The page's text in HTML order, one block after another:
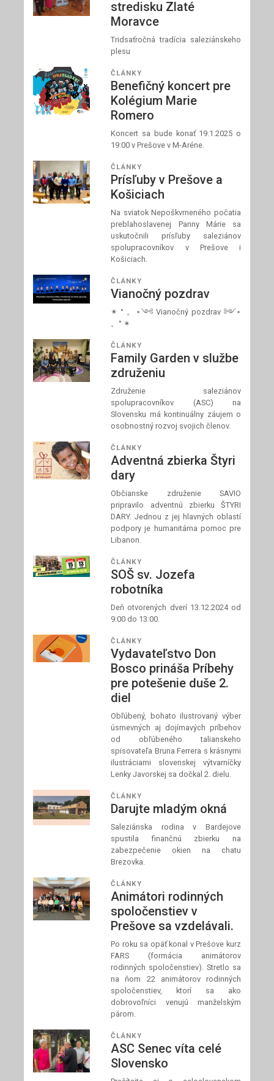
stredisku Zlaté
Moravce
Tridsaťročná tradícia saleziánskeho
plesu
ČLÁNKY
Benefičný koncert pre
Kolégium Marie
Romero
Koncert sa bude konať 19.1.2025 o
19:00 v Prešove v M-Aréne.
ČLÁNKY
Prísľuby v Prešove a
Košiciach
Na sviatok Nepoškvrneného počatia
preblahoslavenej Panny Márie sa
uskutočnili prísľuby saleziánov
spolupracovníkov v Prešove i
Košiciach.
ČLÁNKY
Vianočný pozdrav
✴ ° 。⋆༺ Vianočný pozdrav ༻⋆
。° ✴
ČLÁNKY
Family Garden v službe
združeniu
Združenie saleziánov
spolupracovníkov (ASC) na
Slovensku má kontinuálny záujem o
osobnostný rozvoj svojich členov.
ČLÁNKY
Adventná zbierka Štyri
dary
Občianske združenie SAVIO
pripravilo adventnú zbierku ŠTYRI
DARY. Jednou z jej hlavných oblastí
podpory je humanitárna pomoc pre
Libanon.
ČLÁNKY
SOŠ sv. Jozefa
robotníka
Deň otvorených dverí 13.12.2024 od
9:00 do 13:00.
ČLÁNKY
Vydavateľstvo Don
Bosco prináša Príbehy
pre potešenie duše 2.
diel
Obľúbený, bohato ilustrovaný výber
úsmevných aj dojímavých príbehov
od obľúbeného talianskeho
spisovateľa Bruna Ferrera s krásnymi
ilustráciami slovenskej výtvarníčky
Lenky Javorskej sa dočkal 2. dielu.
ČLÁNKY
Darujte mladým okná
Saleziánska rodina v Bardejove
spustila finančnú zbierku na
zabezpečenie okien na chatu
Brezovka.
ČLÁNKY
Animátori rodinných
spoločenstiev v
Prešove sa vzdelávali.
Po roku sa opäť konal v Prešove kurz
FARS (formácia animátorov
rodinných spoločenstiev). Stretlo sa
na ňom 22 animátorov rodinných
spoločenstiev, ktorí sa ako
dobrovoľníci venujú manželským
párom.
ČLÁNKY
ASC Senec víta celé
Slovensko